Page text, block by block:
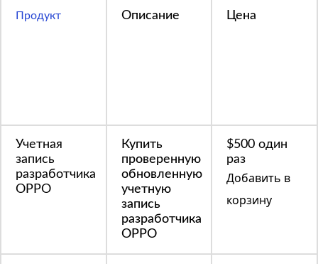
Продукт Описание Цена
Учетная
запись
разработчика
OPPO
Купить
проверенную
обновленную
учетную
запись
разработчика
OPPO
$500 один
раз
Добавить в
корзину